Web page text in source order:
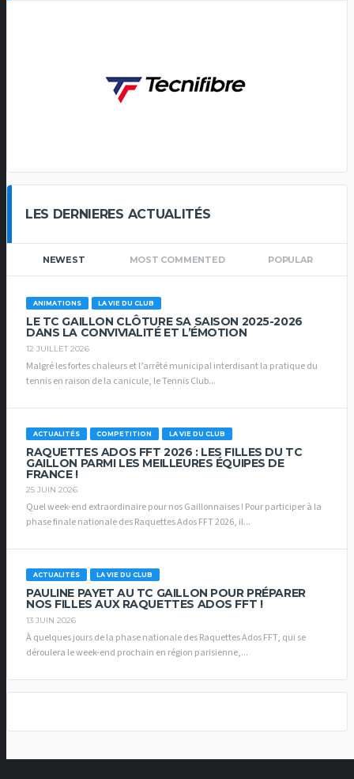
LES DERNIERES ACTUALITÉS
NEWEST MOST COMMENTED POPULAR
ANIMATIONS LA VIE DU CLUB
LE TC GAILLON CLÔTURE SA SAISON 2025-2026
DANS LA CONVIVIALITÉ ET L’ÉMOTION
12 JUILLET 2026
Malgré les fortes chaleurs et l’arrêté municipal interdisant la pratique du
tennis en raison de la canicule, le Tennis Club...
ACTUALITÉS COMPETITION LA VIE DU CLUB
RAQUETTES ADOS FFT 2026 : LES FILLES DU TC
GAILLON PARMI LES MEILLEURES ÉQUIPES DE
FRANCE !
25 JUIN 2026
Quel week-end extraordinaire pour nos Gaillonnaises ! Pour participer à la
phase finale nationale des Raquettes Ados FFT 2026, il...
ACTUALITÉS LA VIE DU CLUB
PAULINE PAYET AU TC GAILLON POUR PRÉPARER
NOS FILLES AUX RAQUETTES ADOS FFT !
13 JUIN 2026
À quelques jours de la phase nationale des Raquettes Ados FFT, qui se
déroulera le week-end prochain en région parisienne,...